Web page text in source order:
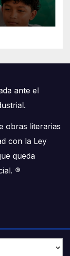
ante el
obras literarias
con la Ley
queda
®